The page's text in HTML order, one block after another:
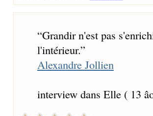
“Grandir n'est pas
l'intérieur.”
Alexandre Jollien
interview dans Elle ( 13